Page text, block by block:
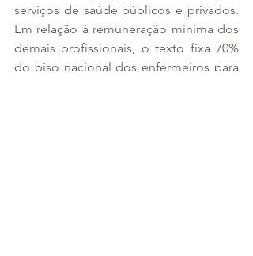
serviços de saúde públicos e privados.
Em relação à remuneração mínima dos
demais profissionais, o texto fixa 70%
do piso nacional dos enfermeiros para